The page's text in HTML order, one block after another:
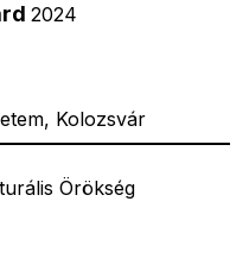
2024
Kolozsvár
Örökség